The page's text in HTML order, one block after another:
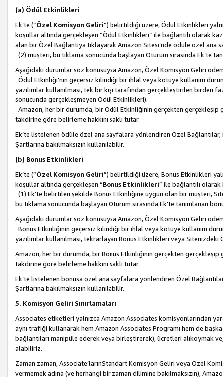
(a) Ödül Etkinlikleri
Ek’te (“Özel Komisyon Geliri”) belirtildiği üzere, Ödül Etkinlikleri
koşullar altında gerçekleşen “Ödül Etkinlikleri” ile bağlantılı olarak
alan bir Özel Bağlantıya tıklayarak Amazon Sitesi’nde ödüle özel ana
(2) müşteri, bu tıklama sonucunda başlayan Oturum sırasında Ek’te
Aşağıdaki durumlar söz konusuysa Amazon, Özel Komisyon Geliri
Ödül Etkinliği’nin geçersiz kılındığı bir ihlal veya kötüye kullanım
yazılımlar kullanılması, tek bir kişi tarafından gerçekleştirilen
sonucunda gerçekleşmeyen Ödül Etkinlikleri).
Amazon, her bir durumda, bir Ödül Etkinliğinin gerçekten gerçekleşip
takdirine göre belirleme hakkını saklı tutar.
Ek’te listelenen ödüle özel ana sayfalara yönlendiren Özel
Şartlarına bakılmaksızın kullanılabilir.
(b) Bonus Etkinlikleri
Ek’te (“Özel Komisyon Geliri”) belirtildiği üzere, Bonus Etkinlikleri
koşullar altında gerçekleşen “Bonus Etkinlikleri” ile bağlantılı olarak
(1) Ek’te belirtilen şekilde Bonus Etkinliğine uygun olan bir müşteri,
bu tıklama sonucunda başlayan Oturum sırasında Ek’te tanımlanan
Aşağıdaki durumlar söz konusuysa Amazon, Özel Komisyon Geliri
Bonus Etkinliğinin geçersiz kılındığı bir ihlal veya kötüye kullanım
yazılımlar kullanılması, tekrarlayan Bonus Etkinlikleri veya
Amazon, her bir durumda, bir Bonus Etkinliğinin gerçekten gerçekleşip
takdirine göre belirleme hakkını saklı tutar.
Ek’te listelenen bonusa özel ana sayfalara yönlendiren Özel
Şartlarına bakılmaksızın kullanılabilir.
5. Komisyon Geliri Sınırlamaları
Associates etiketleri yalnızca Amazon Associates komisyonlarından
aynı trafiği kullanarak hem Amazon Associates Programı hem de
bağlantıları manipüle ederek veya birleştirerek), ücretleri alıkoymak
alabiliriz.
Zaman zaman, Associate’larınStandart Komisyon Geliri veya Özel
vermemek adına (ve herhangi bir zaman dilimine bakılmaksızın),